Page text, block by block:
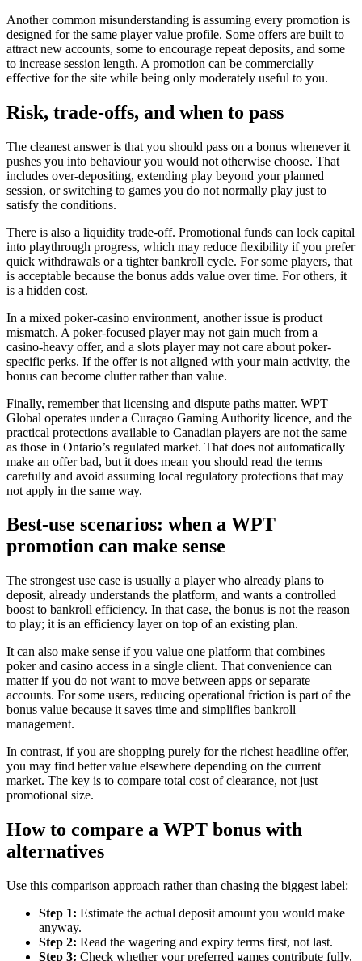
Another common misunderstanding is assuming every promotion is
designed for the same player value profile. Some offers are built to
attract new accounts, some to encourage repeat deposits, and some
to increase session length. A promotion can be commercially
effective for the site while being only moderately useful to you.
Risk, trade-offs, and when to pass
The cleanest answer is that you should pass on a bonus whenever it
pushes you into behaviour you would not otherwise choose. That
includes over-depositing, extending play beyond your planned
session, or switching to games you do not normally play just to
satisfy the conditions.
There is also a liquidity trade-off. Promotional funds can lock capital
into playthrough progress, which may reduce flexibility if you prefer
quick withdrawals or a tighter bankroll cycle. For some players, that
is acceptable because the bonus adds value over time. For others, it
is a hidden cost.
In a mixed poker-casino environment, another issue is product
mismatch. A poker-focused player may not gain much from a
casino-heavy offer, and a slots player may not care about poker-
specific perks. If the offer is not aligned with your main activity, the
bonus can become clutter rather than value.
Finally, remember that licensing and dispute paths matter. WPT
Global operates under a Curaçao Gaming Authority licence, and the
practical protections available to Canadian players are not the same
as those in Ontario’s regulated market. That does not automatically
make an offer bad, but it does mean you should read the terms
carefully and avoid assuming local regulatory protections that may
not apply in the same way.
Best-use scenarios: when a WPT
promotion can make sense
The strongest use case is usually a player who already plans to
deposit, already understands the platform, and wants a controlled
boost to bankroll efficiency. In that case, the bonus is not the reason
to play; it is an efficiency layer on top of an existing plan.
It can also make sense if you value one platform that combines
poker and casino access in a single client. That convenience can
matter if you do not want to move between apps or separate
accounts. For some users, reducing operational friction is part of the
bonus value because it saves time and simplifies bankroll
management.
In contrast, if you are shopping purely for the richest headline offer,
you may find better value elsewhere depending on the current
market. The key is to compare total cost of clearance, not just
promotional size.
How to compare a WPT bonus with
alternatives
Use this comparison approach rather than chasing the biggest label:
Step 1: Estimate the actual deposit amount you would make
anyway.
Step 2: Read the wagering and expiry terms first, not last.
Step 3: Check whether your preferred games contribute fully,